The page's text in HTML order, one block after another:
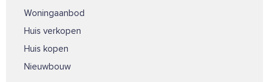
Woningaanbod
Huis verkopen
Huis kopen
Nieuwbouw